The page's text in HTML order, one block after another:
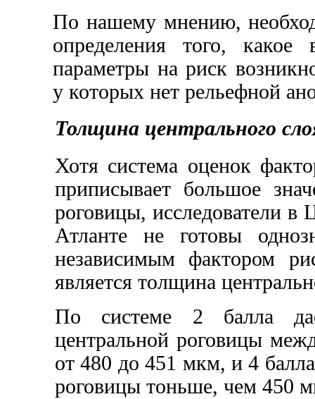
По нашему мнению,
определения того, какое
параметры на риск
у которых нет рельефной
Толщина центрального
Хотя система оценок
приписывает большое
роговицы, исследователи в
Атланте не готовы
независимым фактором
является толщина
По системе 2 балла
центральной роговицы
от 480 до 451 мкм, и 4
роговицы тоньше, чем 450